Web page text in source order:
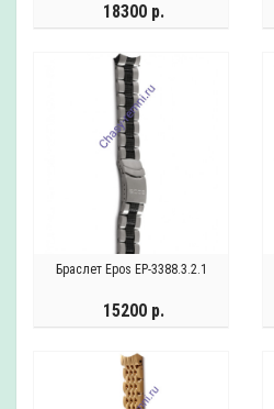
18300 р.
Браслет Epos EP-3388.3.2.1
15200 р.